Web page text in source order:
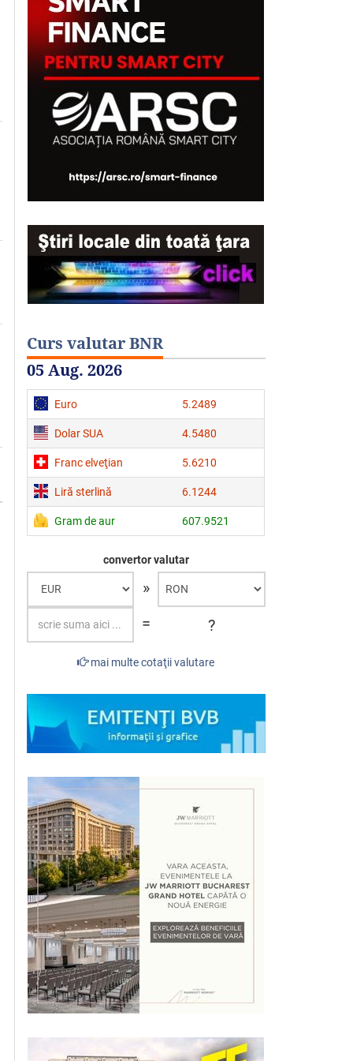
Curs valutar BNR
05 Aug. 2026
Euro 5.2489
Dolar SUA 4.5480
Franc elveţian 5.6210
Liră sterlină 6.1244
Gram de aur 607.9521
convertor valutar
»
=
?
mai multe cotaţii valutare